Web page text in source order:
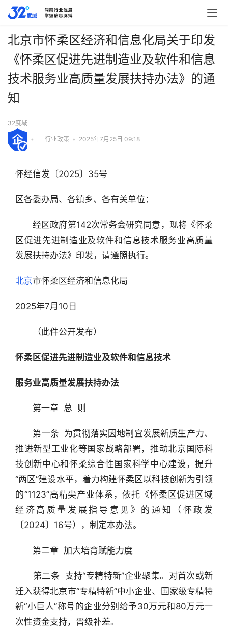
北京市怀柔区经济和信息化局关于印发
《怀柔区促进先进制造业及软件和信息
技术服务业高质量发展扶持办法》的通
知
32度域
• 行业政策 • 2025年7月25日 09:18
怀经信发〔2025〕35号
区各委办局、各镇乡、各有关单位：
经区政府第142次常务会研究同意，现将《怀柔
区促进先进制造业及软件和信息技术服务业高质量
发展扶持办法》印发，请遵照执行。
北京市怀柔区经济和信息化局
2025年7月10日
（此件公开发布）
怀柔区促进先进制造业及软件和信息技术
服务业高质量发展扶持办法
第一章  总  则
第一条  为贯彻落实因地制宜发展新质生产力、
推进新型工业化等国家战略部署，推动北京国际科
技创新中心和怀柔综合性国家科学中心建设，提升
“两区”建设水平，着力构建怀柔区以科技创新为引领
的“1123”高精尖产业体系，依托《怀柔区促进区域
经济高质量发展指导意见》的通知（怀政发
〔2024〕16号），制定本办法。
第二章  加大培育赋能力度
第二条  支持“专精特新”企业聚集。对首次或新
迁入获得北京市“专精特新”中小企业、国家级专精特
新“小巨人”称号的企业分别给予30万元和80万元一
次性资金支持，晋级补差。